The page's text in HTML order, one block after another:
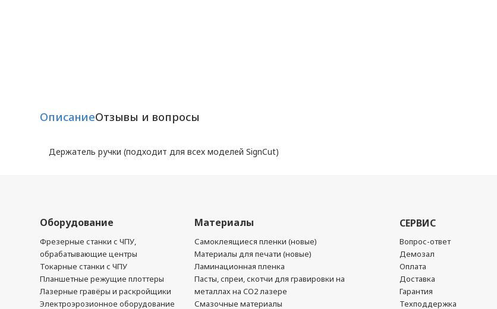
ОписаниеОтзывы и вопросы
Держатель ручки (подходит для всех моделей SignCut)
Оборудование
Фрезерные станки с ЧПУ,
обрабатывающие центры
Токарные станки с ЧПУ
Планшетные режущие плоттеры
Лазерные гравёры и раскройщики
Электроэрозионное оборудование
Материалы
Самоклеящиеся пленки (новые)
Материалы для печати (новые)
Ламинационная пленка
Пасты, спреи, скотчи для гравировки на
металлах на CO2 лазере
Смазочные материалы
СЕРВИС
Вопрос-ответ
Демозал
Оплата
Доставка
Гарантия
Техподдержка